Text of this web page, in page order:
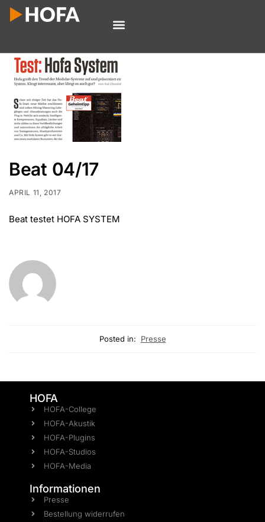
Beat 04/17
APRIL 11, 2017
Beat testet HOFA SYSTEM
Posted in: Presse
HOFA
HOFA-College
HOFA-Akustik
HOFA-Plugins
HOFA-Studios
HOFA-Media
Informationen
Presse
Bestellung widerrufen